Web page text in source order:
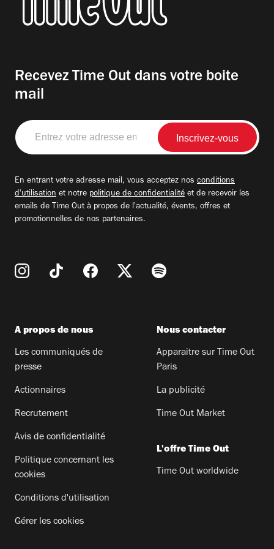
Recevez Time Out dans votre boite
mail
Entrez
votre
adresse
En entrant votre adresse mail, vous acceptez nos conditions
d'utilisation et notre politique de confidentialité et de recevoir les
emails de Time Out à propos de l'actualité, évents, offres et
promotionnelles de nos partenaires.
A propos de nous
Les communiqués de
presse
Actionnaires
Recrutement
Avis de confidentialité
Politique concernant les
cookies
Conditions d'utilisation
Gérer les cookies
Nous contacter
Apparaitre sur Time Out
Paris
La publicité
Time Out Market
L'offre Time Out
Time Out worldwide